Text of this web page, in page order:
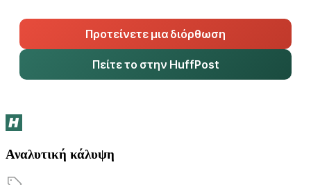
Προτείνετε μια διόρθωση
Πείτε το στην HuffPost
Αναλυτική κάλυψη